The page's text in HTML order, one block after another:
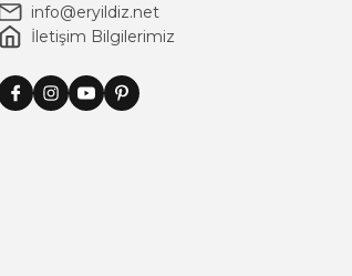
info@eryildiz.net
İletişim Bilgilerimiz